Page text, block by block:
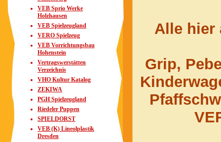
VEB Sprio Werke
Holzhausen
VEB Spielzeugland
VERO Spielzeug
VEB Vorrichtungsbau
Hohenstein
Vertragswerstätten
Verzeichnis
VHO Kultur Katalog
ZEKIWA
PGH Spielzeugland
Riedeler Puppen
SPIELDORST
VEB (K) Lineolplastik
Dresden
Alle hier
Grip,